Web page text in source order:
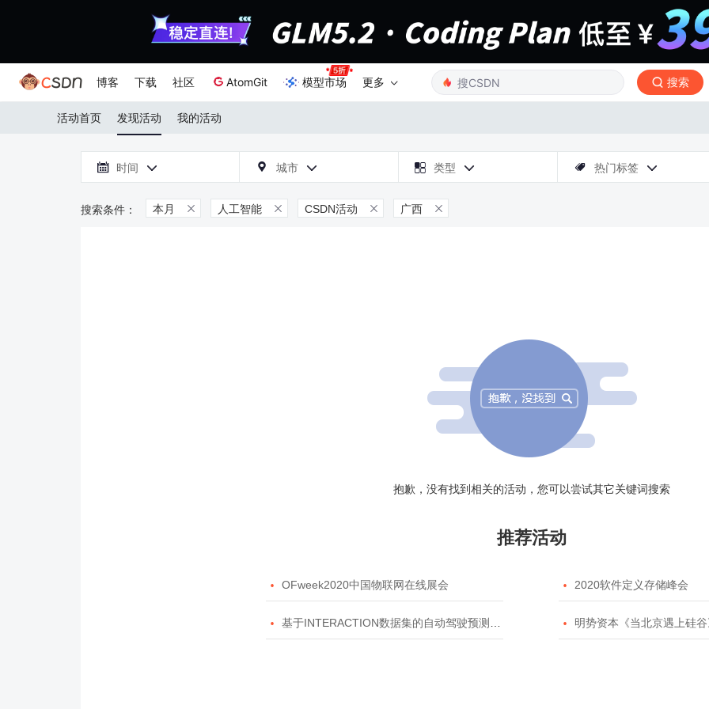
博客 下载 社区 AtomGit 模型市场 更多 搜索
活动首页 发现活动 我的活动
 时间   城市   类型   热门标签 
本月  人工智能  CSDN活动  广西 
抱歉，没有找到相关的活动，您可以尝试其它关键词搜索
推荐活动
 OFweek2020中国物联网在线展会  2020软件定义存储峰会
 基于INTERACTION数据集的自动驾驶预测模型挑战赛  明势资本《当北京遇上硅谷》系列